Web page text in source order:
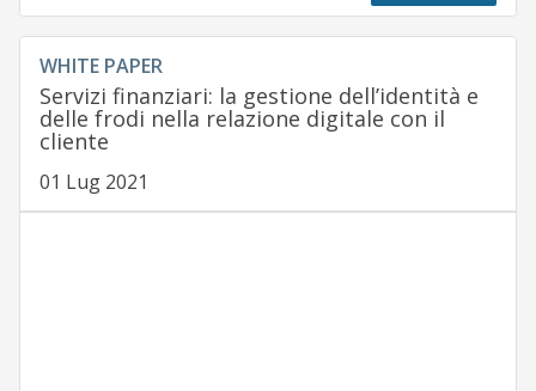
WHITE PAPER
Servizi finanziari: la gestione dell’identità e
delle frodi nella relazione digitale con il
cliente
01 Lug 2021